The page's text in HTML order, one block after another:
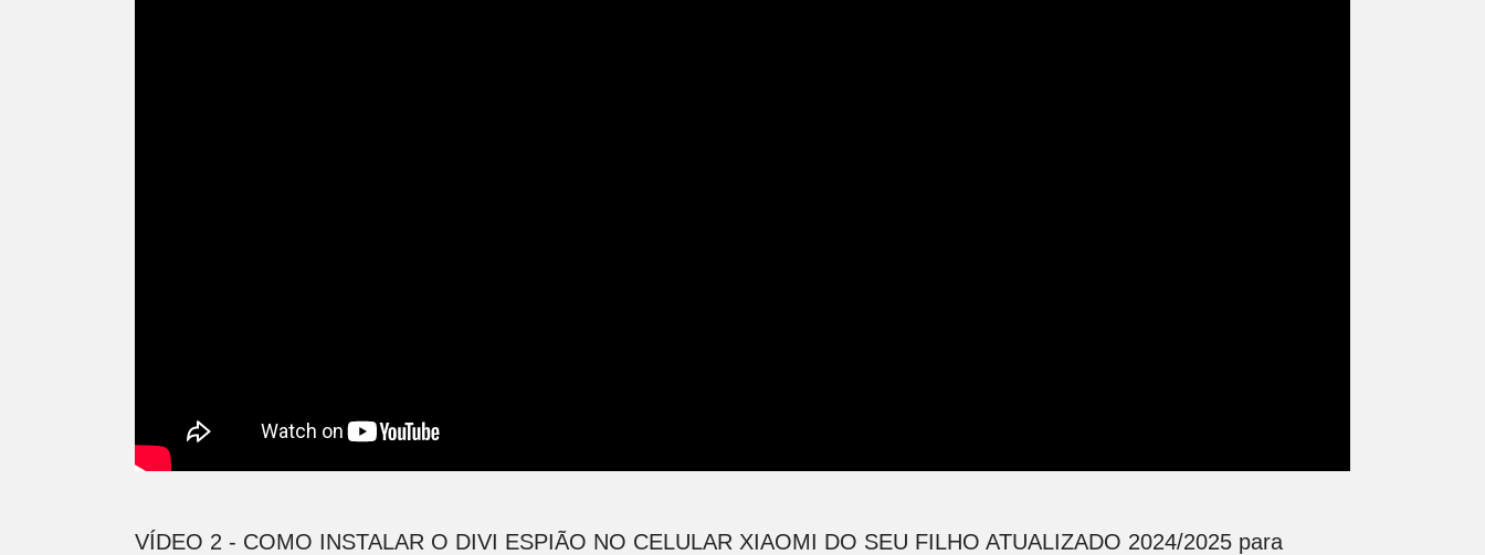
VÍDEO 2 - COMO INSTALAR O DIVI ESPIÃO NO CELULAR XIAOMI DO SEU FILHO ATUALIZADO 2024/2025 para